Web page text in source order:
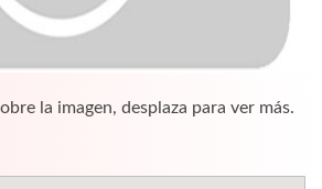
la imagen, desplaza para ver más.